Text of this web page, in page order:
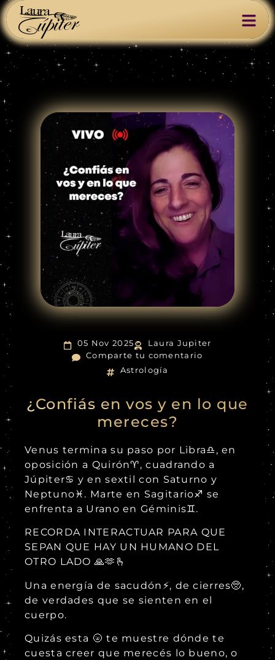
05 Nov 2025
Laura Jupiter
Comparte tu comentario
Astrología
¿Confiás en vos y en lo que
mereces?
Venus termina su paso por Libra♎, en
oposición a Quirón♈, cuadrando a
Júpiter♋ y en sextil con Saturno y
Neptuno♓. Marte en Sagitario♐ se
enfrenta a Urano en Géminis♊.
RECORDA INTERACTUAR PARA QUE
SEPAN QUE HAY UN HUMANO DEL
OTRO LADO 🙏🫶🫰
Una energía de sacudón⚡, de cierres🥺,
de verdades que se sienten en el
cuerpo.
Quizás esta 🌝 te muestre dónde te
cuesta creer que merecés lo bueno, o